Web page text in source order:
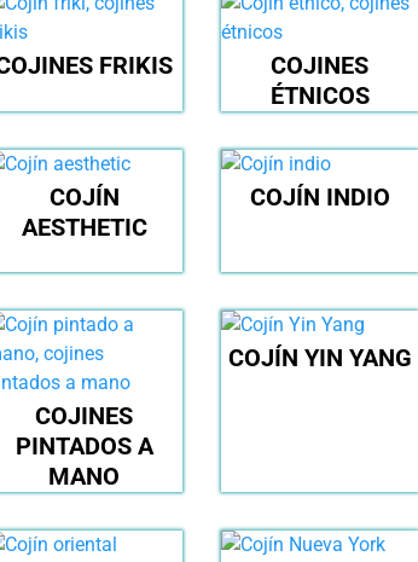
FRIKIS
COJINES
ÉTNICOS
COJÍN
AESTHETIC
COJÍN INDIO
COJINES
PINTADOS A
MANO
COJÍN YIN YANG